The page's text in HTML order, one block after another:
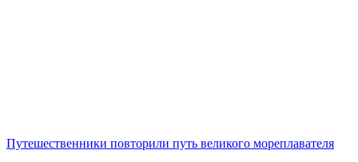
Путешественники повторили путь великого мореплавателя